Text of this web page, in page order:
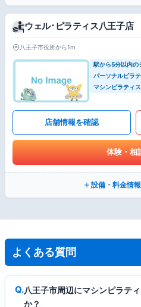
ウェル･ピラティス八王子店
八王子市役所から1m
駅から5分以内の
パーソナルピラ
マシンピラティ
店舗情報を確認
体験・相
設備・料金情
よくある質問
八王子市周辺にマシンピラテ
か？